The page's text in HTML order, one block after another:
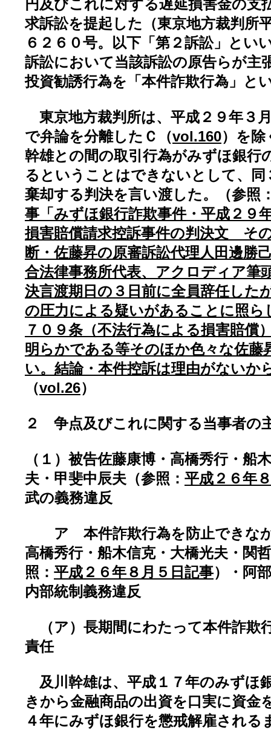
円及びこれに対する遅延損害金の支
求訴訟を提起した（東京地方裁判所
６２６０号。以下「第２訴訟」とい
訴訟において当該訴訟の原告らが主
投資勧誘行為を「本件詐欺行為」と
東京地方裁判所は、平成２９年３
で弁論を分離したＣ（vol.160）を除
幹雄との間の取引行為がみずほ銀行
るということはできないとして、
棄却する判決を言い渡した。（参照
事「みずほ銀行詐欺事件・平成２９
損害賠償請求控訴事件の判決文 そ
断・佐藤昇の原審訴訟代理人田邊勝
合法律事務所代表、アクロディア筆
決言渡期日の３日前に全員辞任した
の圧力による疑いがあることに照ら
７０９条（不法行為による損害賠償
明らかである等そのほか色々な佐藤
い。結論・本件控訴は理由がないか
（vol.26）
２ 争点及びこれに関する当事者の
（１）被告佐藤康博・高橋秀行・船
夫・甲斐中辰夫（参照： 平成２６年
武の義務違反
ア 本件詐欺行為を防止できなか
高橋秀行・船木信克・大橋光夫・関
照： 平成２６年８月５日記事）・阿
内部統制義務違反
（ア）長期間にわたって本件詐欺
責任
及川幹雄は、平成１７年のみずほ
きから金融商品の出資を口実に資金
４年にみずほ銀行を懲戒解雇される